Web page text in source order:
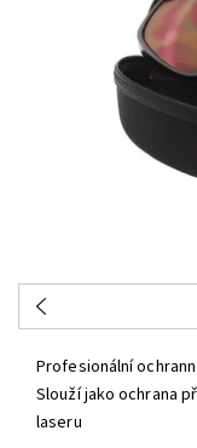
Profesionální
Slouží jako ochrana
laseru